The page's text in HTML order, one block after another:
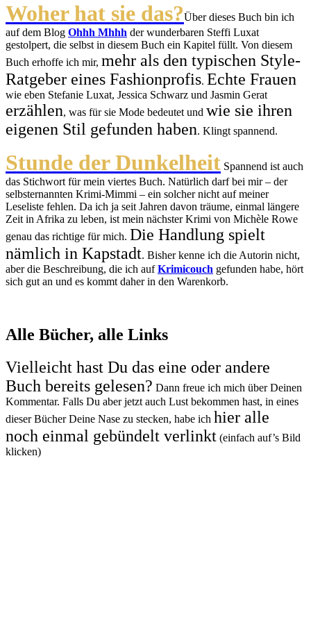
Woher hat sie das?Über dieses Buch bin ich
auf dem Blog Ohhh Mhhh der wunderbaren Steffi Luxat
gestolpert, die selbst in diesem Buch ein Kapitel füllt. Von diesem
Buch erhoffe ich mir, mehr als den typischen Style-
Ratgeber eines Fashionprofis. Echte Frauen
wie eben Stefanie Luxat, Jessica Schwarz und Jasmin Gerat
erzählen, was für sie Mode bedeutet und wie sie ihren
eigenen Stil gefunden haben. Klingt spannend.
Stunde der Dunkelheit Spannend ist auch
das Stichwort für mein viertes Buch. Natürlich darf bei mir – der
selbsternannten Krimi-Mimmi – ein solcher nicht auf meiner
Leseliste fehlen. Da ich ja seit Jahren davon träume, einmal längere
Zeit in Afrika zu leben, ist mein nächster Krimi von Michèle Rowe
genau das richtige für mich. Die Handlung spielt
nämlich in Kapstadt. Bisher kenne ich die Autorin nicht,
aber die Beschreibung, die ich aufKrimicouch gefunden habe, hört
sich gut an und es kommt daher in den Warenkorb.
Alle Bücher, alle Links
Vielleicht hast Du das eine oder andere
Buch bereits gelesen? Dann freue ich mich über Deinen
Kommentar. Falls Du aber jetzt auch Lust bekommen hast, in eines
dieser Bücher Deine Nase zu stecken, habe ich hier alle
noch einmal gebündelt verlinkt (einfach auf’s Bild
klicken)